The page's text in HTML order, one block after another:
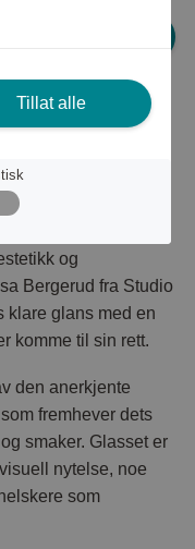
av norske Magnor,
både hverdag og
er glasset
med myke,
og
Bergerud fra Studio
klare glans med en
komme til sin rett.
den anerkjente
fremhever dets
smaker. Glasset er
nytelse, noe
som
Tillat alle